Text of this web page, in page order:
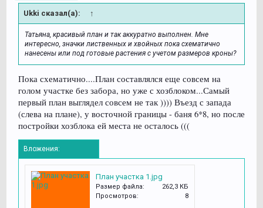
Ukki сказал(а): ↑
Татьяна, красивый план и так аккуратно выполнен. Мне
интересно, значки лиственных и хвойных пока схематично
нанесены или под готовые растения с учетом размеров кроны?
Пока схематично....План составлялся еще совсем на
голом участке без забора, но уже с хозблоком...Самый
первый план выглядел совсем не так )))) Въезд с запада
(слева на плане), у восточной границы - баня 6*8, но после
постройки хозблока ей места не осталось (((
Вложения:
План участка 1.jpg
Размер файла:
262,3 КБ
Просмотров:
8